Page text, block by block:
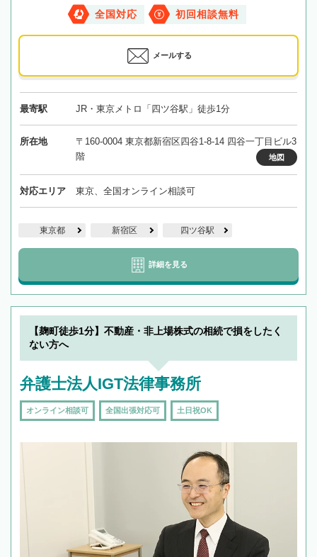
全国対応 初回相談無料
メールする
最寄駅 JR・東京メトロ「四ツ谷駅」徒歩1分
所在地
〒160-0004 東京都新宿区四谷1-8-14 四谷一丁目ビル3
階
地図
対応エリア 東京、全国オンライン相談可
東京都 新宿区 四ツ谷駅
詳細を見る
【麹町徒歩1分】不動産・非上場株式の相続で損をしたく
ない方へ
弁護士法人IGT法律事務所
オンライン相談可 全国出張対応可 土日祝OK